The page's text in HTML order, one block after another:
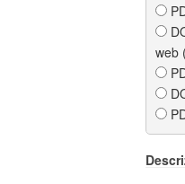
web